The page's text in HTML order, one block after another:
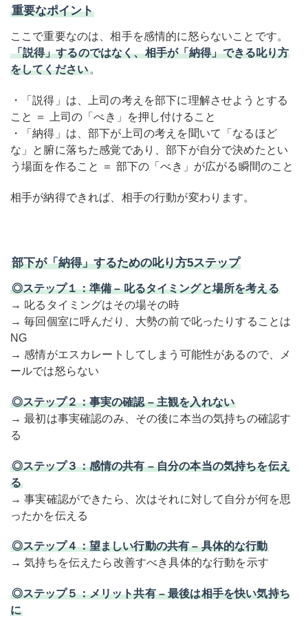
重要なポイント
ここで重要なのは、相手を感情的に怒らないことです。
「説得」するのではなく、相手が「納得」できる叱り方
をしてください。
・「説得」は、上司の考えを部下に理解させようとする
こと ＝ 上司の「べき」を押し付けること
・「納得」は、部下が上司の考えを聞いて「なるほど
な」と腑に落ちた感覚であり、部下が自分で決めたとい
う場面を作ること ＝ 部下の「べき」が広がる瞬間のこと
相手が納得できれば、相手の行動が変わります。
部下が「納得」するための叱り方5ステップ
◎ステップ１：準備 – 叱るタイミングと場所を考える
→ 叱るタイミングはその場その時
→ 毎回個室に呼んだり、大勢の前で叱ったりすることは
NG
→ 感情がエスカレートしてしまう可能性があるので、メ
ールでは怒らない
◎ステップ２：事実の確認 – 主観を入れない
→ 最初は事実確認のみ、その後に本当の気持ちの確認す
る
◎ステップ３：感情の共有 – 自分の本当の気持ちを伝え
る
→ 事実確認ができたら、次はそれに対して自分が何を思
ったかを伝える
◎ステップ４：望ましい行動の共有 – 具体的な行動
→ 気持ちを伝えたら改善すべき具体的な行動を示す
◎ステップ５：メリット共有 – 最後は相手を快い気持ち
に